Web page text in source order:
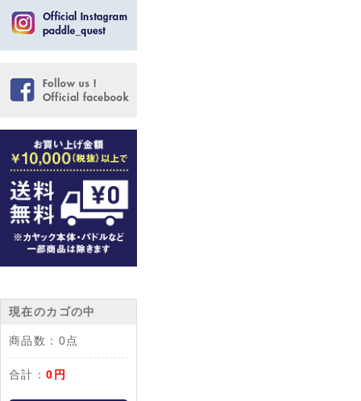
現在のカゴの中
商品数： 0点
合計：0円